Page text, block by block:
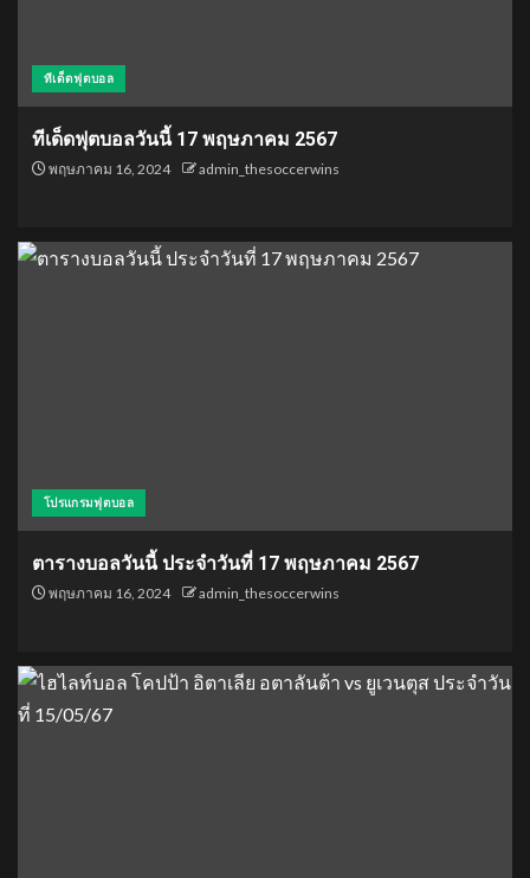
ทีเด็ดฟุตบอล
ทีเด็ดฟุตบอลวันนี้ 17 พฤษภาคม 2567
พฤษภาคม 16, 2024 admin_thesoccerwins
โปรแกรมฟุตบอล
ตารางบอลวันนี้ ประจำวันที่ 17 พฤษภาคม 2567
พฤษภาคม 16, 2024 admin_thesoccerwins